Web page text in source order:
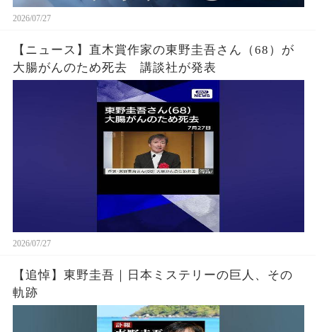
2026/07/27
【ニュース】直木賞作家の東野圭吾さん（68）が
大腸がんのため死去 講談社が発表
2026/07/27
【追悼】東野圭吾｜日本ミステリーの巨人、その
軌跡